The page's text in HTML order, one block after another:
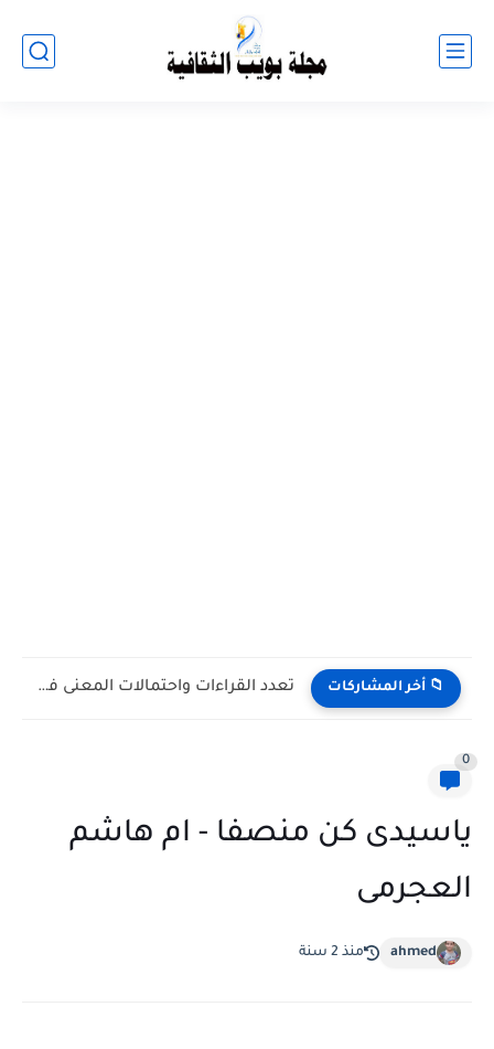
📁 أخر المشاركات تعدد القراءات واحتمالات المعنى في شعر أدونيس: مقاربة تأويلية في...
0
ياسيدى كن منصفا - ام هاشم
العجرمى
ahmed منذ 2 سنة